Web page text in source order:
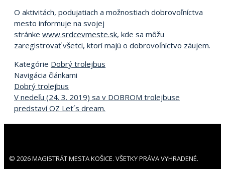
O aktivitách, podujatiach a možnostiach dobrovoľníctva
mesto informuje na svojej
stránke www.srdcevmeste.sk, kde sa môžu
zaregistrovať všetci, ktorí majú o dobrovoľníctvo záujem.
Kategórie Dobrý trolejbus
Navigácia článkami
Dobrý trolejbus
V nedeľu (24. 3. 2019) sa v DOBROM trolejbuse
predstaví OZ Let´s dream.
© 2026 MAGISTRÁT MESTA KOŠICE. VŠETKY PRÁVA VYHRADENÉ.